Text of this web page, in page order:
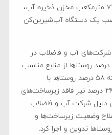
۱۸ حلقه چاه جدید، احداث ۷۲۵۰ مترمکعب مخزن ذخیره آب،
و نصب یک دستگاه آب‌شیرین‌کن
شرکت‌های آب و فاضلاب در
سال ۱۳۹۸ نشان می‌داد تنها ۸ درصد روستاها از منابع مناسب
آب برخوردار بوده‌اند، در حالی که ۵۸ درصد روستاها با
فرسودگی شدید تأسیسات و ۳۴ درصد نیز فاقد زیرساخت‌های
دلیل شرکت آب و فاضلاب
وضعیت زیرساخت‌ها و
تدوین و اجرا کرد.